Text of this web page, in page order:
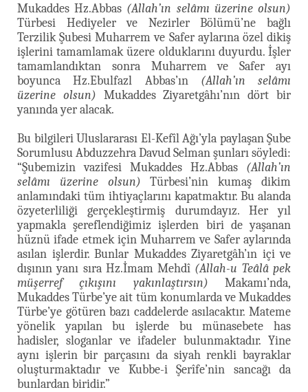
Mukaddes Hz.Abbas (Allah’ın selâmı üzerine olsun)
Türbesi Hediyeler ve Nezirler Bölümü’ne bağlı
Terzilik Şubesi Muharrem ve Safer aylarına özel dikiş
işlerini tamamlamak üzere olduklarını duyurdu. İşler
tamamlandıktan sonra Muharrem ve Safer ayı
boyunca Hz.Ebulfazl Abbas’ın (Allah’ın selâmı
üzerine olsun) Mukaddes Ziyaretgâhı’nın dört bir
yanında yer alacak.
Bu bilgileri Uluslararası El-Kefîl Ağı’yla paylaşan Şube
Sorumlusu Abduzzehra Davud Selman şunları söyledi:
“Şubemizin vazifesi Mukaddes Hz.Abbas (Allah’ın
selâmı üzerine olsun) Türbesi’nin kumaş dikim
anlamındaki tüm ihtiyaçlarını kapatmaktır. Bu alanda
özyeterliliği gerçekleştirmiş durumdayız. Her yıl
yapmakla şereflendiğimiz işlerden biri de yaşanan
hüznü ifade etmek için Muharrem ve Safer aylarında
asılan işlerdir. Bunlar Mukaddes Ziyaretgâh’ın içi ve
dışının yanı sıra Hz.İmam Mehdî (Allah-u Teâlâ pek
müşerref çıkışını yakınlaştırsın) Makamı’nda,
Mukaddes Türbe’ye ait tüm konumlarda ve Mukaddes
Türbe’ye götüren bazı caddelerde asılacaktır. Mateme
yönelik yapılan bu işlerde bu münasebete has
hadisler, sloganlar ve ifadeler bulunmaktadır. Yine
aynı işlerin bir parçasını da siyah renkli bayraklar
oluşturmaktadır ve Kubbe-i Şerîfe’nin sancağı da
bunlardan biridir.”